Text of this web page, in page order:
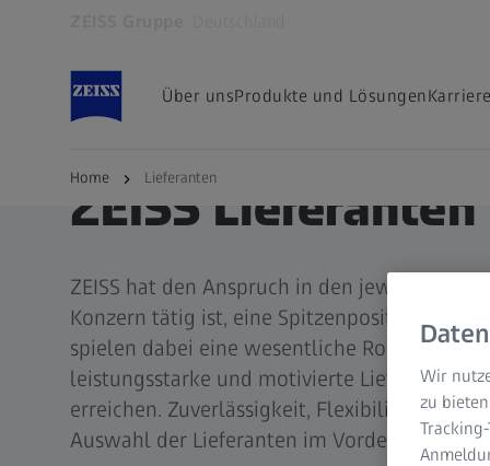
Über unsProdukte und LösungenKarriere
Home Lieferanten
ZEISS Lieferanten
ZEISS hat den Anspruch in den jeweiligen
Konzern tätig ist, eine Spitzenposition
spielen dabei eine wesentliche Rolle,
leistungsstarke und motivierte Lieferanten
erreichen. Zuverlässigkeit, Flexibilität und
Auswahl der Lieferanten im Vordergrund.
Wir
zu